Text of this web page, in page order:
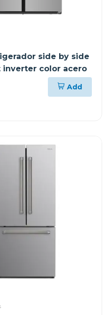
side by side
inverter color acero
Add